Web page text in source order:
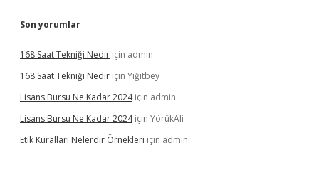
Son yorumlar
168 Saat Tekniği Nedir için admin
168 Saat Tekniği Nedir için Yiğitbey
Lisans Bursu Ne Kadar 2024için admin
Lisans Bursu Ne Kadar 2024için YörükAli
Etik Kuralları Nelerdir Örnekleri için admin